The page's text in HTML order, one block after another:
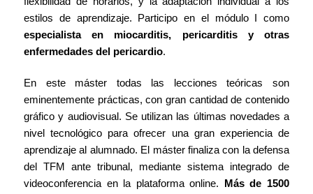
estilos de aprendizaje. Participo en el módulo I como
especialista en miocarditis, pericarditis y otras
enfermedades del pericardio.
En este máster todas las lecciones teóricas son
eminentemente prácticas, con gran cantidad de contenido
gráfico y audiovisual. Se utilizan las últimas novedades a
nivel tecnológico para ofrecer una gran experiencia de
aprendizaje al alumnado. El máster finaliza con la defensa
del TFM ante tribunal, mediante sistema integrado de
videoconferencia en la plataforma online.
Más de 1500